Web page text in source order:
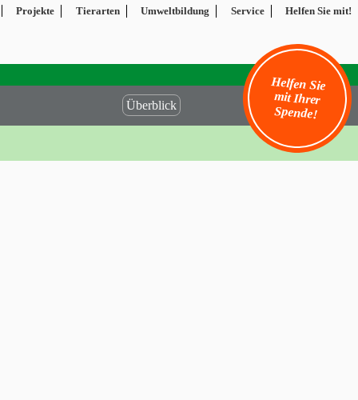
Projekte Tierarten Umweltbildung Service Helfen Sie mit!
Helfen Sie
mit Ihrer
Spende!
Überblick